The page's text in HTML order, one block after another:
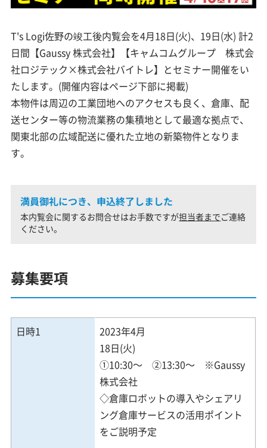
T's Logi佐野の竣工後内覧会を4月18日(火)、19日(水) 計2
日間【Gaussy 株式会社】【キャムコムグループ 株式会
社ロジテック×株式会社バイトレ】とセミナー開催をい
たします。(開催内容はページ下部に掲載)
本物件は周辺の工業団地へのアクセスも良く、倉庫、配
送センター等の物流業務の集積地として最適な拠点で、
関東北部の広域配送に優れた立地の新築物件となりま
す。
満員御礼につき、申込終了しました
本内覧会に関するお問合せはお手数ですが担当者までご連絡
ください。
募集要項
日時1
2023年4月
18日(火)
①10:30～ ②13:30～ ※Gaussy
株式会社
◇倉庫ロボットの導入やシェアリ
ング倉庫サービスの活用ポイント
をご説明予定